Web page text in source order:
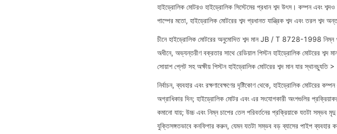
হাইড্রোলিক মোটরও হাইড্রোলিক সিস্টেমের প্রধান শব্দ উৎস। কম্পন এবং
পাম্পের মতো, হাইড্রোলিক মোটরের শব্দ প্রধানত যান্ত্রিক শব্দ এবং তরল শব্দ
চীনে হাইড্রোলিক মোটরের অনুমোদিত শব্দ মান JB / T 8728-1998 নিম্ন
অধীনে, অভ্যন্তরীণ বক্রতার সাথে রেডিয়াল পিস্টন হাইড্রোলিক
সোয়াশ প্লেট সহ অক্ষীয় পিস্টন হাইড্রোলিক মোটরের শব্দ মান যার
নির্বাচন, ব্যবহার এবং রক্ষণাবেক্ষণের দৃষ্টিকোণ থেকে, হাইড্রোলিক মোটরের
অগ্রাধিকার দিন; হাইড্রোলিক মোটর এবং এর সংযোগকারী অংশগুলির
কমানো যায়; উচ্চ এবং নিম্ন চাপের তেল পরিবর্তনের প্রক্রিয়াকে যতটা সম্ভব
যুক্তিসঙ্গতভাবে কনফিগার করুন, যেমন যতটা সম্ভব বড় ব্যাসের পাইপ ব্যবহার